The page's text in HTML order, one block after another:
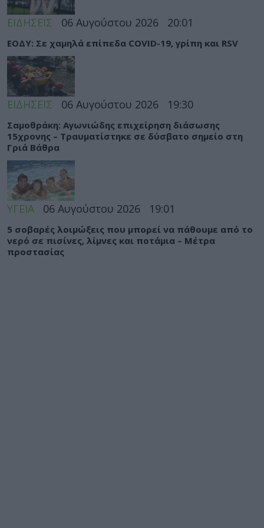
ΕΙΔΗΣΕΙΣ 06 Αυγούστου 2026 20:01
ΕΟΔΥ: Σε χαμηλά επίπεδα COVID-19, γρίπη και RSV
ΕΙΔΗΣΕΙΣ 06 Αυγούστου 2026 19:30
Σαμοθράκη: Αγωνιώδης επιχείρηση διάσωσης
15χρονης – Τραυματίστηκε σε δύσβατο σημείο στη
Γριά Βάθρα
ΥΓΕΙΑ 06 Αυγούστου 2026 19:01
5 σοβαρές λοιμώξεις που μπορεί να πάθουμε από το
νερό σε πισίνες, λίμνες και ποτάμια – Μέτρα
προστασίας